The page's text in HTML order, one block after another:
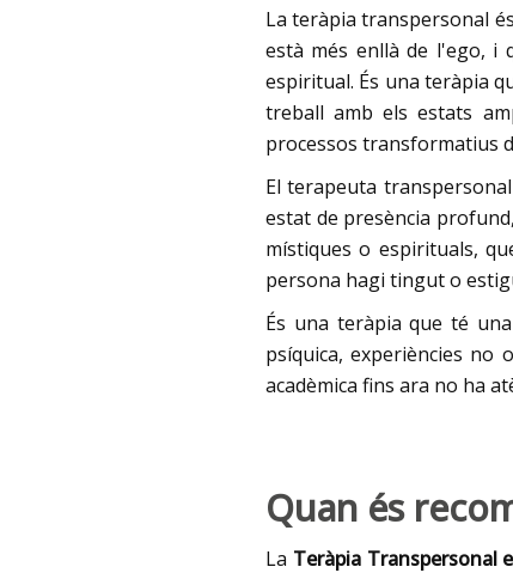
La teràpia transpersonal
està més enllà de l'ego, i
espiritual. És una teràpia
treball amb els estats
processos transformatius
El terapeuta
estat de presència
místiques o espirituals,
persona hagi tingut o
És una teràpia que té
psíquica, experiències no
acadèmica fins ara no ha
Quan és
La Teràpia Transpersonal